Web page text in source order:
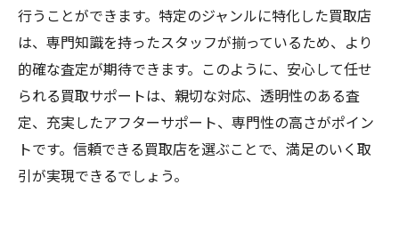
行うことができます。特定のジャンルに特化した買取店
は、専門知識を持ったスタッフが揃っているため、より
的確な査定が期待できます。このように、安心して任せ
られる買取サポートは、親切な対応、透明性のある査
定、充実したアフターサポート、専門性の高さがポイン
トです。信頼できる買取店を選ぶことで、満足のいく取
引が実現できるでしょう。